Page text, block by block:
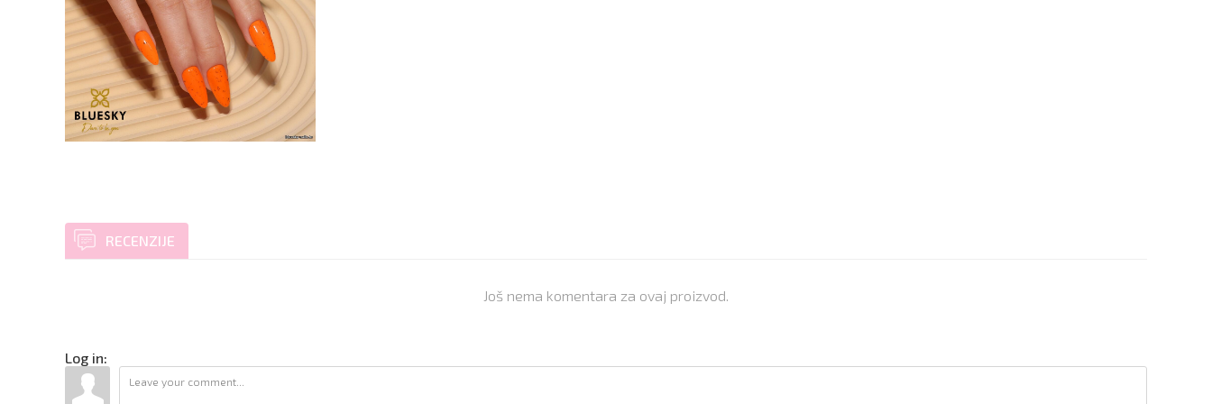
RECENZIJE
Još nema komentara za ovaj proizvod.
Log in: